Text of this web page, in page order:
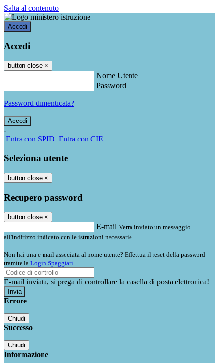
Salta al contenuto
Accedi
Accedi
button close ×
Nome Utente
Password
Password dimenticata?
-
Entra con SPID Entra con CIE
Seleziona utente
button close ×
Recupero password
button close ×
E-mail Verrà inviato un messaggio
all'indirizzo indicato con le istruzioni necessarie.
Non hai una e-mail associata al nome utente? Effettua il reset della password
tramite la Login Spaggiari
E-mail inviata, si prega di controllare la casella di posta elettronica!
Errore
Chiudi
Successo
Chiudi
Informazione